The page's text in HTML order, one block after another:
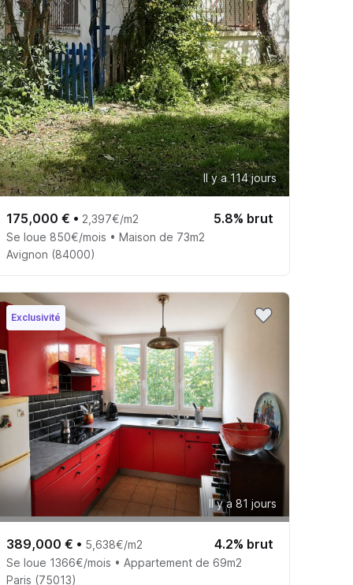
Il y a 114 jours
175,000 € • 2,397€/m2 5.8% brut
Se loue 850€/mois • Maison de 73m2
Avignon (84000)
Exclusivité
Il y a 81 jours
389,000 € • 5,638€/m2 4.2% brut
Se loue 1366€/mois • Appartement de 69m2
Paris (75013)